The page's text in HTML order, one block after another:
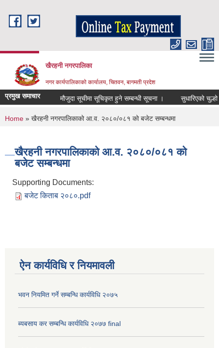
खैरहनी नगरपालिका
नगर कार्यपालिकाको कार्यालय, चितवन, बागमती प्रदेश
प्रमुख समाचार मौजुदा सूचीमा सूचिकृत हुने सम्बन्धी सूचना । सुधारिएको चुल्हो
You are here
Home » खैरहनी नगरपालिकाको आ.व. २०८०/०८१ को बजेट सम्बन्धमा
खैरहनी नगरपालिकाको आ.व. २०८०/०८१ को
बजेट सम्बन्धमा
Supporting Documents:
बजेट किताब २०८०.pdf
ऐन कार्यविधि र नियमावली
भवन नियमित गर्ने सम्बन्धि कार्यविधि २०७५
ब्यबसाय कर सम्बन्धि कार्यविधि २०७७ final